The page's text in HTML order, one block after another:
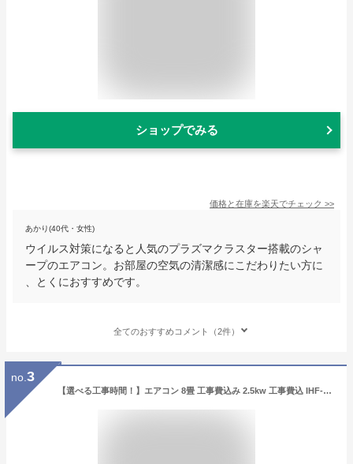
ショップでみる
価格と在庫を楽天でチェック >>
あかり(40代・女性)
ウイルス対策になると人気のプラズマクラスター搭載のシャ
ープのエアコン。お部屋の空気の清潔感にこだわりたい方に
、とくにおすすめです。
全てのおすすめコメント（2件）
no. 3
【選べる工事時間！】エアコン 8畳 工事費込み 2.5kw 工事費込 IHF-2506G 標準設置工事 工事 セット 2022年モデル 除湿 タイマー アイリスオーヤマ 液晶モニター リモコン ルームエアコン クーラー 空調 子供部屋 寝室 冷暖房 冷房 暖房 室外機 室内機 リビング 新品